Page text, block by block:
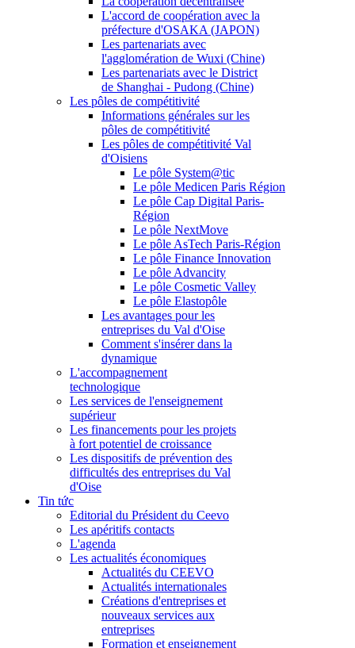
L'accord de coopération avec la
préfecture d'OSAKA (JAPON)
Les partenariats avec
l'agglomération de Wuxi (Chine)
Les partenariats avec le District
de Shanghai - Pudong (Chine)
Les pôles de compétitivité
Informations générales sur les
pôles de compétitivité
Les pôles de compétitivité Val
d'Oisiens
Le pôle System@tic
Le pôle Medicen Paris Région
Le pôle Cap Digital Paris-
Région
Le pôle NextMove
Le pôle AsTech Paris-Région
Le pôle Finance Innovation
Le pôle Advancity
Le pôle Cosmetic Valley
Le pôle Elastopôle
Les avantages pour les
entreprises du Val d'Oise
Comment s'insérer dans la
dynamique
L'accompagnement
technologique
Les services de l'enseignement
supérieur
Les financements pour les projets
à fort potentiel de croissance
Les dispositifs de prévention des
difficultés des entreprises du Val
d'Oise
Tin tức
Editorial du Président du Ceevo
Les apéritifs contacts
L'agenda
Les actualités économiques
Actualités du CEEVO
Actualités internationales
Créations d'entreprises et
nouveaux services aux
entreprises
Formation et enseignement